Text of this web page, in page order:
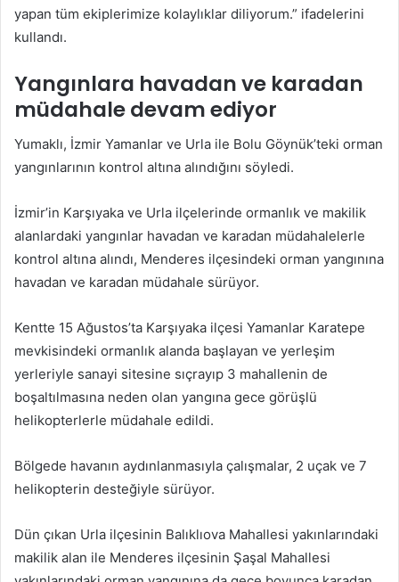
yapan tüm ekiplerimize kolaylıklar diliyorum.” ifadelerini
kullandı.
Yangınlara havadan ve karadan
müdahale devam ediyor
Yumaklı, İzmir Yamanlar ve Urla ile Bolu Göynük’teki orman
yangınlarının kontrol altına alındığını söyledi.
İzmir’in Karşıyaka ve Urla ilçelerinde ormanlık ve makilik
alanlardaki yangınlar havadan ve karadan müdahalelerle
kontrol altına alındı, Menderes ilçesindeki orman yangınına
havadan ve karadan müdahale sürüyor.
Kentte 15 Ağustos’ta Karşıyaka ilçesi Yamanlar Karatepe
mevkisindeki ormanlık alanda başlayan ve yerleşim
yerleriyle sanayi sitesine sıçrayıp 3 mahallenin de
boşaltılmasına neden olan yangına gece görüşlü
helikopterlerle müdahale edildi.
Bölgede havanın aydınlanmasıyla çalışmalar, 2 uçak ve 7
helikopterin desteğiyle sürüyor.
Dün çıkan Urla ilçesinin Balıklıova Mahallesi yakınlarındaki
makilik alan ile Menderes ilçesinin Şaşal Mahallesi